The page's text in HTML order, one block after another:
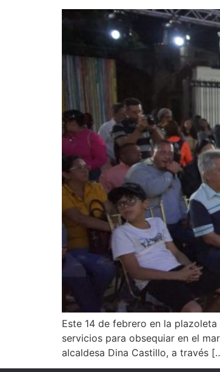
Este 14 de febrero en la
servicios para obsequiar en el
alcaldesa Dina Castillo, a través